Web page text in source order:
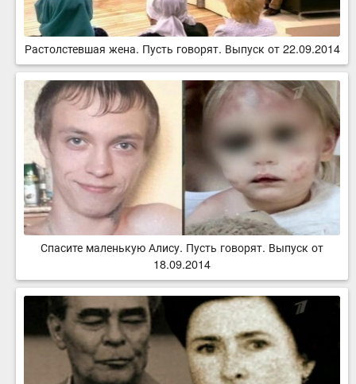
Растолстевшая жена. Пусть говорят. Выпуск от 22.09.2014
Спасите маленькую Алису. Пусть говорят. Выпуск от
18.09.2014